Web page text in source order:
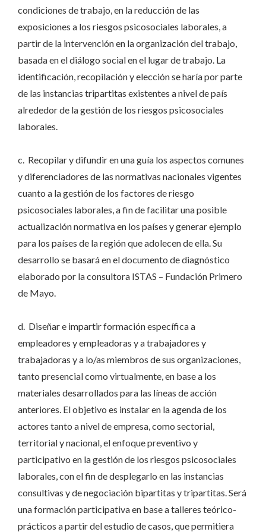
condiciones de trabajo, en la reducción de las
exposiciones a los riesgos psicosociales laborales, a
partir de la intervención en la organización del trabajo,
basada en el diálogo social en el lugar de trabajo. La
identificación, recopilación y elección se haría por parte
de las instancias tripartitas existentes a nivel de país
alrededor de la gestión de los riesgos psicosociales
laborales.
c. Recopilar y difundir en una guía los aspectos comunes
y diferenciadores de las normativas nacionales vigentes
cuanto a la gestión de los factores de riesgo
psicosociales laborales, a fin de facilitar una posible
actualización normativa en los países y generar ejemplo
para los países de la región que adolecen de ella. Su
desarrollo se basará en el documento de diagnóstico
elaborado por la consultora ISTAS – Fundación Primero
de Mayo.
d. Diseñar e impartir formación específica a
empleadores y empleadoras y a trabajadores y
trabajadoras y a lo/as miembros de sus organizaciones,
tanto presencial como virtualmente, en base a los
materiales desarrollados para las líneas de acción
anteriores. El objetivo es instalar en la agenda de los
actores tanto a nivel de empresa, como sectorial,
territorial y nacional, el enfoque preventivo y
participativo en la gestión de los riesgos psicosociales
laborales, con el fin de desplegarlo en las instancias
consultivas y de negociación bipartitas y tripartitas. Será
una formación participativa en base a talleres teórico-
prácticos a partir del estudio de casos, que permitiera